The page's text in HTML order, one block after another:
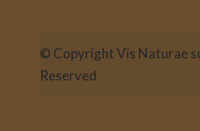
© Copyright Vis Naturae
Reserved